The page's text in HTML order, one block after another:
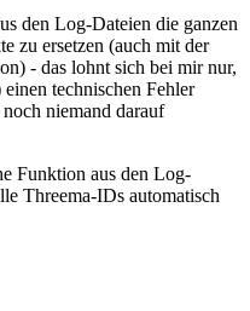
den Log-Dateien die ganzen
zu ersetzen (auch mit der
- das lohnt sich bei mir nur,
technischen Fehler
niemand darauf
Funktion aus den Log-
Threema-IDs automatisch